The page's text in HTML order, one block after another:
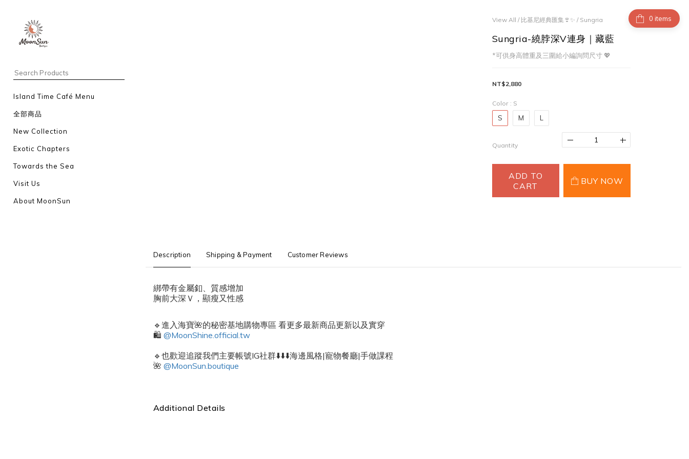
Island Time Café Menu
全部商品
New Collection
Exotic Chapters
Towards the Sea
Visit Us
About MoonSun
items
View All / 比基尼經典匯集👙✨ / Sungria
Sungria-繞脖深V連身｜藏藍
*可供身高體重及三圍給小編詢問尺寸 💖
NT$2,880
Color : S
S M L
Quantity
ADD TO
CART
BUY NOW
Description Shipping & Payment Customer Reviews
綁帶有金屬釦、質感增加
胸前大深Ｖ，顯瘦又性感
🔹進入海寶🌺的秘密基地購物專區 看更多最新商品更新以及實穿
🛍️ @MoonShine.official.tw
🔹也歡迎追蹤我們主要帳號IG社群⬇️⬇️⬇️海邊風格|寵物餐廳|手做課程
🌺 @MoonSun.boutique
Additional Details